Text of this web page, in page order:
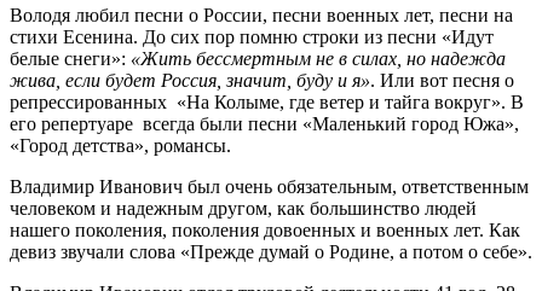
Володя любил песни о России, песни военных лет, песни на
стихи Есенина. До сих пор помню строки из песни «Идут
белые снеги»: «Жить бессмертным не в силах, но надежда
жива, если будет Россия, значит, буду и я». Или вот песня о
репрессированных «На Колыме, где ветер и тайга вокруг». В
его репертуаре всегда были песни «Маленький город Южа»,
«Город детства», романсы.
Владимир Иванович был очень обязательным, ответственным
человеком и надежным другом, как большинство людей
нашего поколения, поколения довоенных и военных лет. Как
девиз звучали слова «Прежде думай о Родине, а потом о себе».